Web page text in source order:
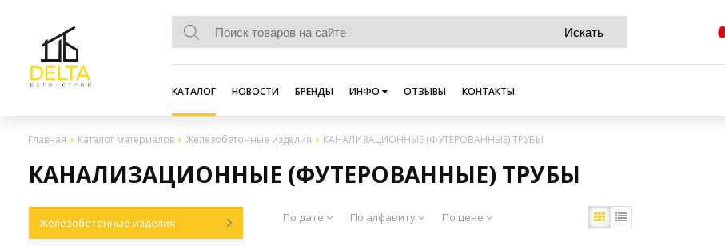
КАТАЛОГ НОВОСТИ БРЕНДЫ ИНФО ОТЗЫВЫ КОНТАКТЫ
Главная Каталог материалов Железобетонные изделия КАНАЛИЗАЦИОННЫЕ (ФУТЕРОВАННЫЕ) ТРУБЫ
КАНАЛИЗАЦИОННЫЕ (ФУТЕРОВАННЫЕ) ТРУБЫ
Железобетонные изделия По дате По алфавиту По цене